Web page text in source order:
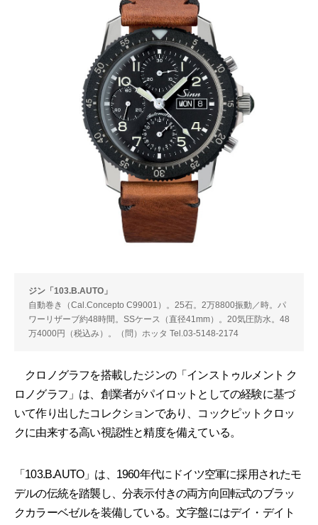
ジン「103.B.AUTO」
自動巻き（Cal.Concepto C99001）。25石。2万8800振動／時。パ
ワーリザーブ約48時間。SSケース（直径41mm）。20気圧防水。48
万4000円（税込み）。（問）ホッタ Tel.03-5148-2174
クロノグラフを搭載したジンの「インストゥルメント ク
ロノグラフ」は、創業者がパイロットとしての経験に基づ
いて作り出したコレクションであり、コックピットクロッ
クに由来する高い視認性と精度を備えている。
「103.B.AUTO」は、1960年代にドイツ空軍に採用されたモ
デルの伝統を踏襲し、分表示付きの両方向回転式のブラッ
クカラーベゼルを装備している。文字盤にはデイ・デイト